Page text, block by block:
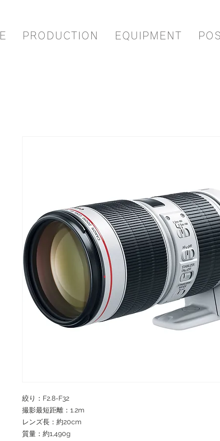
PRODUCTION EQUIPMENT
絞り：F2.8-F32
撮影最短距離：1.2m
レンズ長：約20cm
質量：約1,490g